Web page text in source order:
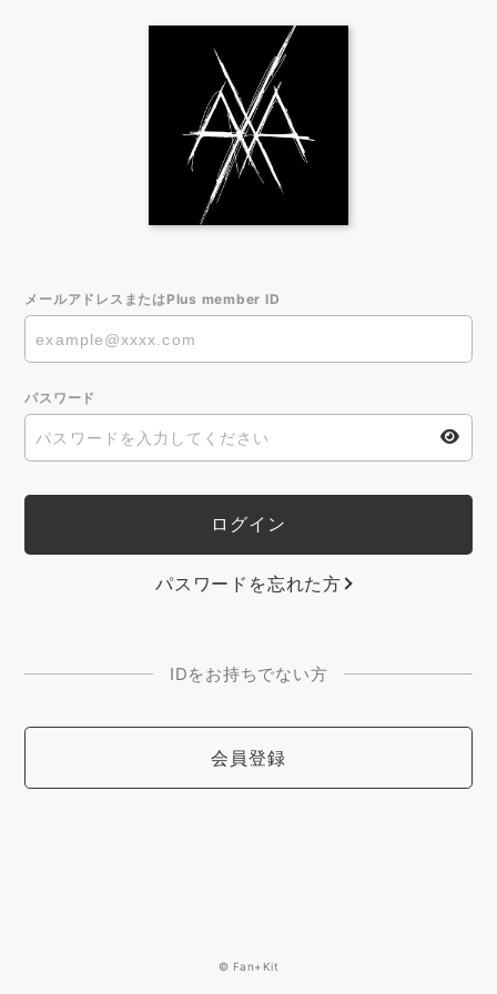
メールアドレスまたはPlus member ID
パスワード
パスワードを忘れた方
IDをお持ちでない方
会員登録
© Fan+Kit